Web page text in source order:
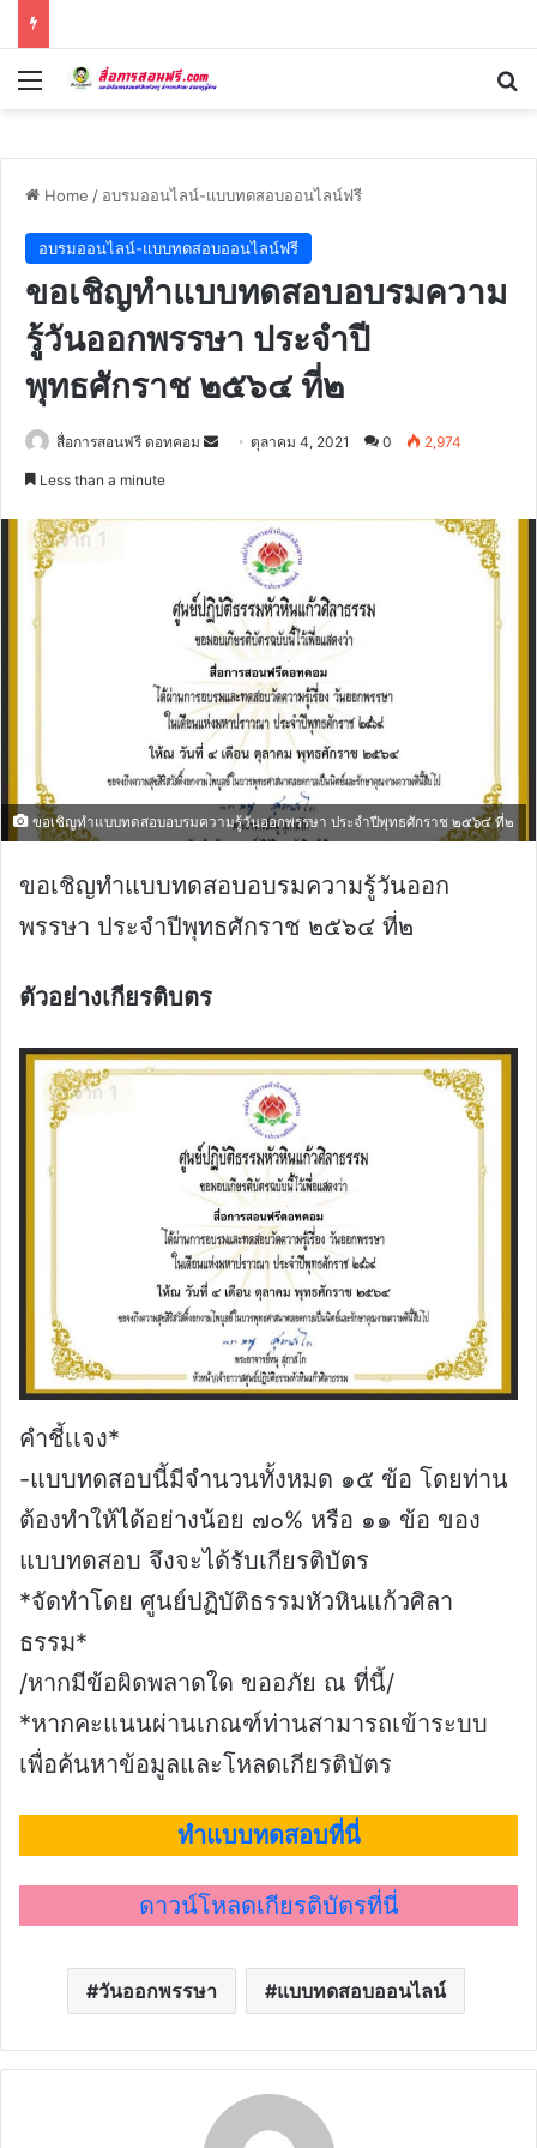
Menu
Home / อบรมออนไลน์-แบบทดสอบออนไลน์ฟรี
อบรมออนไลน์-แบบทดสอบออนไลน์ฟรี
ขอเชิญทำแบบทดสอบอบรมความ
รู้วันออกพรรษา ประจำปี
พุทธศักราช ๒๕๖๔ ที่๒
สื่อการสอนฟรี ดอทคอม
Send ตุลาคม 4, 2021 0 2,974
Less than a minute
ขอเชิญทำแบบทดสอบอบรมความรู้วันออกพรรษา ประจำปีพุทธศักราช ๒๕๖๔ ที่๒
ขอเชิญทำแบบทดสอบอบรมความรู้วันออก
พรรษา ประจำปีพุทธศักราช ๒๕๖๔ ที่๒
ตัวอย่างเกียรติบตร
คำชี้เเจง*
-แบบทดสอบนี้มีจำนวนทั้งหมด ๑๕ ข้อ โดยท่าน
ต้องทำให้ได้อย่างน้อย ๗๐% หรือ ๑๑ ข้อ ของ
แบบทดสอบ จึงจะได้รับเกียรติบัตร
*จัดทำโดย ศูนย์ปฏิบัติธรรมหัวหินแก้วศิลา
ธรรม*
/หากมีข้อผิดพลาดใด ขออภัย ณ ที่นี้/
*หากคะแนนผ่านเกณฑ์ท่านสามารถเข้าระบบ
เพื่อค้นหาข้อมูลและโหลดเกียรติบัตร
ทำแบบทดสอบที่นี่
ดาวน์โหลดเกียรติบัตรที่นี่
วันออกพรรษา แบบทดสอบออนไลน์